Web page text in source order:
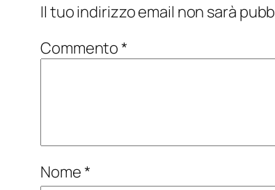
Il tuo indirizzo email non sarà
Commento*
Nome*